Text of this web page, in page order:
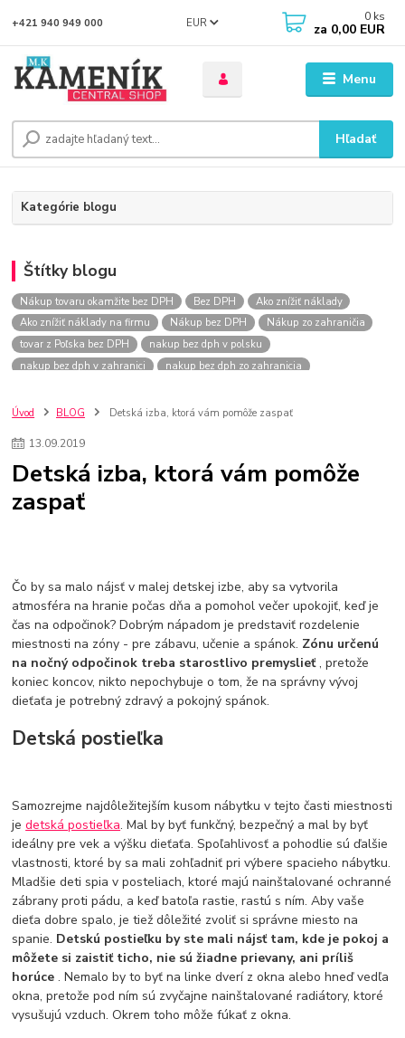
Menu
EUR
Hľadať
+421 940 949 000 0 ks
za 0,00 EUR
Kategórie blogu
Štítky blogu
Nákup tovaru okamžite bez DPH Bez DPH
Ako znížiť náklady
Ako znížiť náklady na firmu
Nákup bez DPH
Nákup zo zahraničia
tovar z Poľska bez DPH
nakup bez dph v polsku
nakup bez dph v zahranici
nakup bez dph zo zahranicia
szco nakup bez dph
Smart hodinky pre deti
Plyšový macovia
Lego Star Wars
Darčeky na Vianoce 2019
Vianočný darček pre dievča do 20€
Hry pre deti
L.O.L. Surprise zvieratká
L.O.L. Surprise hračky
L.O.L. Surprise domčeky
L.O.L. Surprise postavičky
L.O.L. Surprise zberateľské figúrky
L.O.L. OMG L.O.L. OMG Bábiky
Úvod BLOG Detská izba, ktorá vám pomôže zaspať
13.09.2019
Detská izba, ktorá vám pomôže
zaspať
Čo by sa malo nájsť v malej detskej izbe, aby sa vytvorila
atmosféra na hranie počas dňa a pomohol večer upokojiť, keď je
čas na odpočinok? Dobrým nápadom je predstaviť rozdelenie
miestnosti na zóny - pre zábavu, učenie a spánok. Zónu určenú
na nočný odpočinok treba starostlivo premyslieť, pretože
koniec koncov, nikto nepochybuje o tom, že na správny vývoj
dieťaťa je potrebný zdravý a pokojný spánok.
Detská postieľka
Samozrejme najdôležitejším kusom nábytku v tejto časti miestnosti
jedetská postieľka. Mal by byť funkčný, bezpečný a mal by byť
ideálny pre vek a výšku dieťaťa. Spoľahlivosť a pohodlie sú ďalšie
vlastnosti, ktoré by sa mali zohľadniť pri výbere spacieho nábytku.
Mladšie deti spia v posteliach, ktoré majú nainštalované ochranné
zábrany proti pádu, a keď batoľa rastie, rastú s ním. Aby vaše
dieťa dobre spalo, je tiež dôležité zvoliť si správne miesto na
spanie. Detskú postieľku by ste mali nájsť tam, kde je pokoj a
môžete si zaistiť ticho, nie sú žiadne prievany, ani príliš
horúce. Nemalo by to byť na linke dverí z okna alebo hneď vedľa
okna, pretože pod ním sú zvyčajne nainštalované radiátory, ktoré
vysušujú vzduch. Okrem toho môže fúkať z okna.